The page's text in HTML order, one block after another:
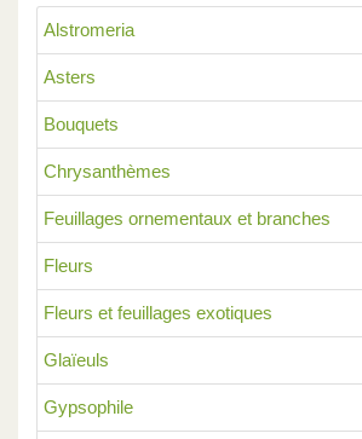
Alstromeria
Asters
Bouquets
Chrysanthèmes
Feuillages ornementaux et branches
Fleurs
Fleurs et feuillages exotiques
Glaïeuls
Gypsophile